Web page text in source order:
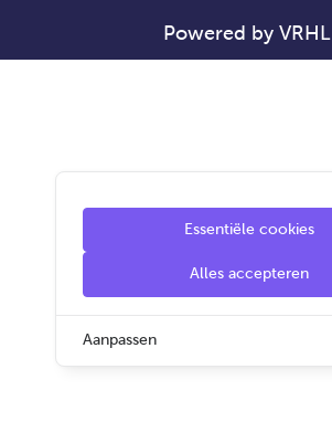
Powered by VRHL
Essentiële cookies
Alles accepteren
Aanpassen